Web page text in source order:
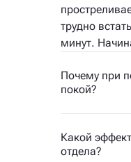
трудно
минут.
Почему при
покой?
Какой
отдела?